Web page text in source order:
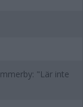
"Lär inte